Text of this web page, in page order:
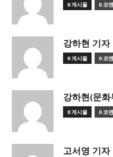
0 게시물 0 코
강하현 기자
0 게시물 0 코
강하현(문화
0 게시물 0 코
고서영 기자